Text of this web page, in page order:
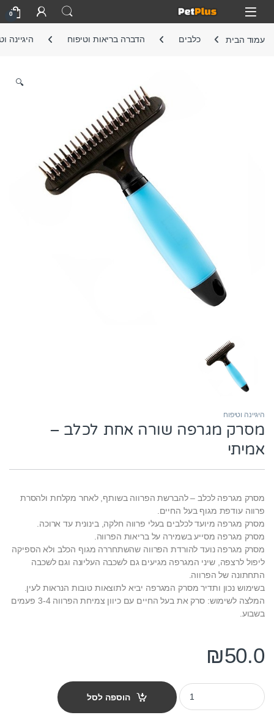
Skip to navigation
Skip to content
Open
0
עמוד הבית כלבים הדברה בריאות וטיפוח היגיינה
🔍
היגיינה וטיפוח
מסרק מגרפה שורה אחת לכלב –
אמיתי
מסרק מגרפה לכלב – להברשת הפרווה בשותף, לאחר מקלחת ולהסרת
פרווה עודפת מגוף בעל החיים.
מסרק מגרפה מיועד לכלבים בעלי פרווה חלקה, בינונית עד ארוכה.
מסרק מגרפה מסייע בשמירה על בריאות הפרווה.
מסרק מגרפה נועד להורדת הפרווה שהשתחררה מגוף הכלב ולא הספיקה
ליפול לרצפה, שיני המגרפה מגיעים גם לשכבה העליונה וגם לשכבה
התחתונה של הפרווה.
בשימוש נכון ותדיר מסרק המגרפה יביא לתוצאות טובות הנראות לעין.
המלצה לשימוש: סרק את בעל החיים עם כיוון צמיחת הפרווה 3-4 פעמים
בשבוע.
₪50.0
מסרק מגרפה שורה אחת לכלב - אמיתי quantity
הוספה לסל